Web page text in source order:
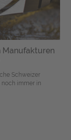
Manufakturen
Schweizer
noch immer in